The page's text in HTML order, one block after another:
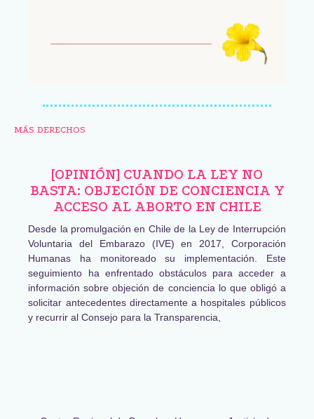
MÁS DERECHOS
[OPINIÓN] CUANDO LA LEY NO
BASTA: OBJECIÓN DE CONCIENCIA Y
ACCESO AL ABORTO EN CHILE
Desde la promulgación en Chile de la Ley de Interrupción
Voluntaria del Embarazo (IVE) en 2017, Corporación
Humanas ha monitoreado su implementación. Este
seguimiento ha enfrentado obstáculos para acceder a
información sobre objeción de conciencia lo que obligó a
solicitar antecedentes directamente a hospitales públicos
y recurrir al Consejo para la Transparencia,